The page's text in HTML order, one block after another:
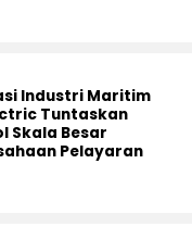
Industri Maritim
Tuntaskan
Skala Besar
Pelayaran